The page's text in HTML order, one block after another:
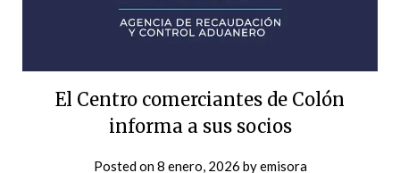
El Centro comerciantes de Colón
informa a sus socios
Posted on8 enero, 2026 byemisora